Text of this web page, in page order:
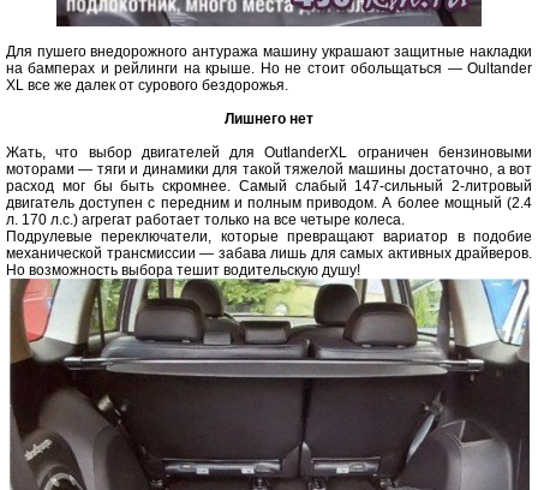
Для пушего внедорожного антуража машину украшают защитные накладки
на бамперах и рейлинги на крыше. Но не стоит обольщаться — Oultander
XL все же далек от сурового бездорожья.
Лишнего нет
Жать, что выбор двигателей для OutlanderXL ограничен бензиновыми
моторами — тяги и динамики для такой тяжелой машины достаточно, а вот
расход мог бы быть скромнее. Самый слабый 147-сильный 2-литровый
двигатель доступен с передним и полным приводом. А более мощный (2.4
л. 170 л.с.) агрегат работает только на все четыре колеса.
Подрулевые переключатели, которые превращают вариатор в подобие
механической трансмиссии — забава лишь для самых активных драйверов.
Но возможность выбора тешит водительскую душу!